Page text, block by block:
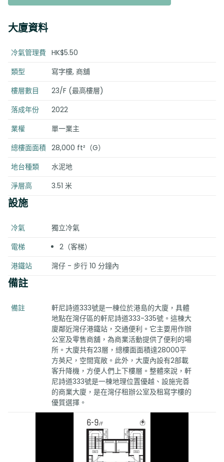
大廈資料
冷氣管理費 HK$5.50
類型
寫字樓, 商舖
樓層數目
23/F (最高樓層)
落成年份
2022
業權
單一業主
總樓面面積 28,000 ft²（G）
地台種類
水泥地
淨層高
3.51 米
設施
冷氣
獨立冷氣
電梯
2（客梯）
港鐵站
灣仔 - 步行 10 分鐘內
備註
備註
軒尼詩道333號是一棟位於港島的大廈，具體
地點在灣仔區的軒尼詩道333-335號。這棟大
廈鄰近灣仔港鐵站，交通便利。它主要用作辦
公室及零售商舖，為商業活動提供了便利的場
所。大廈共有23層，總樓面面積達28000平
方英尺，空間寬敞。此外，大廈內設有2部載
客升降機，方便人們上下樓層。整體來說，軒
尼詩道333號是一棟地理位置優越、設施完善
的商業大廈，是在灣仔租辦公室及租寫字樓的
優質選擇。